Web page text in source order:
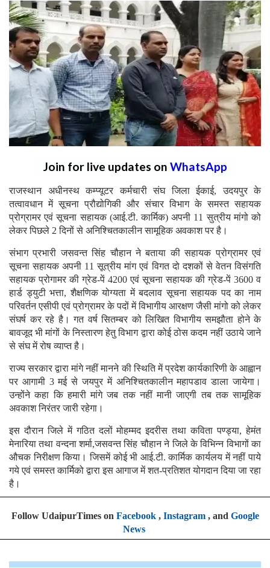
Join for live updates on WhatsApp
राजस्थान अधीनस्थ कम्प्यूटर कर्मचारी संघ जिला ईकाई, उदयपुर के
तत्वावधान में सूचना प्रौद्योगिकी और संचार विभाग के समस्त सहायक
प्रोग्रामर एवं सूचना सहायक (आई.टी. कार्मिक) अपनी 11 सुत्रीय मांगो को
लेकर पिछले 2 दिनों से अनिश्चितकालीन सामूहिक अवकाश पर है।
संभाग प्रभारी जसवन्त सिंह चौहान ने बताया की सहायक प्रोग्रामर एवं
सूचना सहायक अपनी 11 सूत्रीय मांग एवं विगत दो दशकों से वेतन विसंगति
सहायक प्रोगामर की ग्रेड-पें 4200 एवं सूचना सहायक की ग्रेड-पें 3600 व
हार्ड ड्युटी भत्ता, शैक्षणिक योग्यता में बदलाव सूचना सहायक पद का नाम
परिवर्तन एसीपी एवं प्रोग्रामर के पदों में विभागीय आरक्षण जैसी मांगो को लेकर
संघर्ष कर रहे है। गत वर्ष सितम्बर को लिखित विभागीय समझौता होने के
बावजूद भी मांगों के निस्तारण हेतु विभाग द्वारा कोई ठोस कदम नहीं उठाये जाने
से संघ में रोष व्याप्त है।
राज्य सरकार द्वारा मांगे नहीं मानने की स्थिति में प्रदेश कार्यकारिणी के आह्वान
पर आगामी 3 मई से जयपुर में अनिश्चितकालीन महापडाव डाला जायेगा।
उन्होंने कहा कि हमारी मांगे जब तक नहीं मानी जाएगी तब तक सामूहिक
अवकाश निरंतर जारी रहेगा।
इस दौरान जिले में गठित दलों मोहम्मद इदरीस तथा कविता पण्ड्या, हेमंत
मेनारिया तथा वन्दना शर्मा,जसवन्त सिंह चौहान ने जिले के विभिन्न विभागों का
औचक निरीक्षण किया। जिसमें कोई भी आई.टी. कार्मिक कार्यलय में नहीं पाये
गये एवं समस्त कार्मिको द्वारा इस आगाज में शत-प्रतिशत योगदान दिया जा रहा
है।
Follow UdaipurTimes on Facebook, Instagram, and Google
News